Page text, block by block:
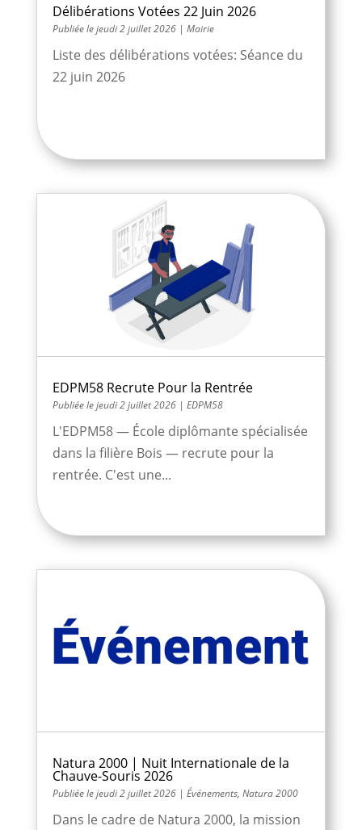
Délibérations Votées 22 Juin 2026
jeudi 2 juillet 2026| Mairie
Liste des délibérations votées: Séance du
22 juin 2026
EDPM58 Recrute Pour la Rentrée
jeudi 2 juillet 2026| EDPM58
L'EDPM58 — École diplômante spécialisée
dans la filière Bois — recrute pour la
rentrée. C'est une...
Natura 2000 | Nuit Internationale de la
Chauve-Souris 2026
jeudi 2 juillet 2026| Événements, Natura 2000
Dans le cadre de Natura 2000, la mission